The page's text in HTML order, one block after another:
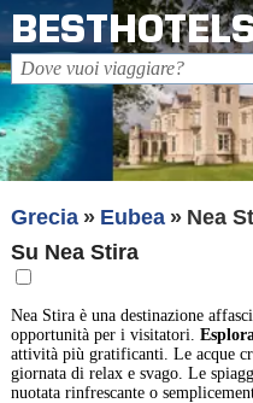
Grecia Eubea
Nea
Su Nea Stira
Nea Stira è una destinazione
opportunità per i visitatori.
attività più gratificanti. Le acque
giornata di relax e svago. Le
nuotata rinfrescante o